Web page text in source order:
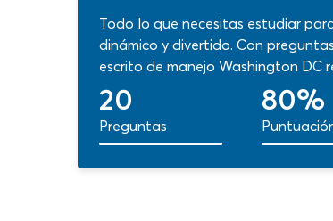
Todo lo que necesitas estudiar
dinámico y divertido. Con
escrito de manejo Washington DC
siguiendo las especificaciones de
¡Utiliza ya este test gratuito con
20
Preguntas
80%